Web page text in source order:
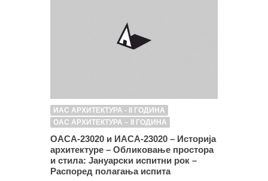
ИАС АРХИТЕКТУРА - II ГОДИНА
ОАС АРХИТЕКТУРА – II ГОДИНА
ОАСА-23020 и ИАСА-23020 – Историја
архитектуре – Обликовање простора
и стила: Јануарски испитни рок –
Распоред полагања испита